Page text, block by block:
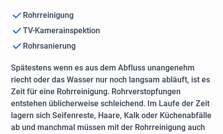
Rohrreinigung
TV-Kamerainspektion
Rohrsanierung
Spätestens wenn es aus dem Abfluss unangenehm
riecht oder das Wasser nur noch langsam abläuft, ist es
Zeit für eine Rohrreinigung. Rohrverstopfungen
entstehen üblicherweise schleichend. Im Laufe der Zeit
lagern sich Seifenreste, Haare, Kalk oder Küchenabfälle
ab und manchmal müssen mit der Rohrreinigung auch